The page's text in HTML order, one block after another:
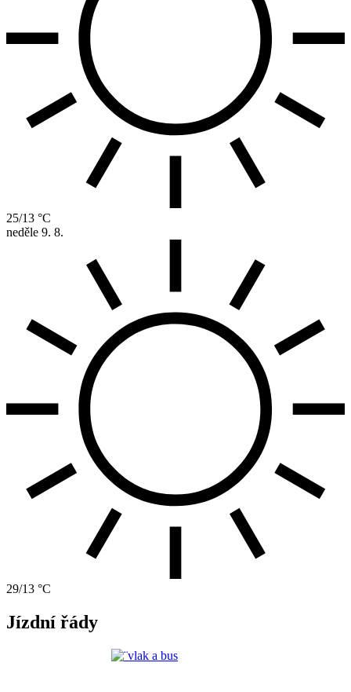
25/13 °C
neděle 9. 8.
29/13 °C
Jízdní řády